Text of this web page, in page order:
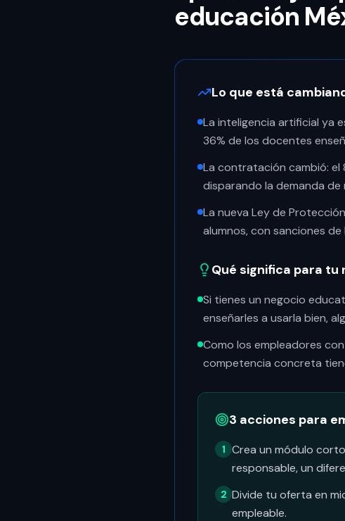
educación
Lo que está
La inteligencia artificial ya
36% de los docentes
La contratación cambió:
disparando la demanda de
La nueva Ley de
alumnos, con sanciones
Qué significa para tu
Si tienes un negocio
enseñarles a usarla bien,
Como los empleadores
competencia concreta
3 acciones para
1 Crea un módulo
responsable, un
2 Divide tu oferta en
empleable.